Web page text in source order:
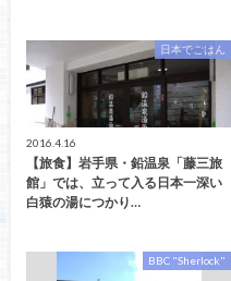
日本でごはん
2016.4.16
【旅食】岩手県・鉛温泉「藤三旅
館」では、立って入る日本一深い
白猿の湯につかり…
BBC "Sherlock"